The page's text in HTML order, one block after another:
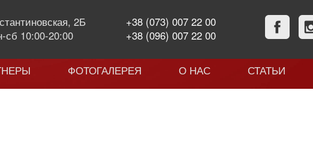
2Б
сб 10:00-20:00
+38 (073) 007 22 00
+38 (096) 007 22 00
ФОТОГАЛЕРЕЯ О НАС СТАТЬИ